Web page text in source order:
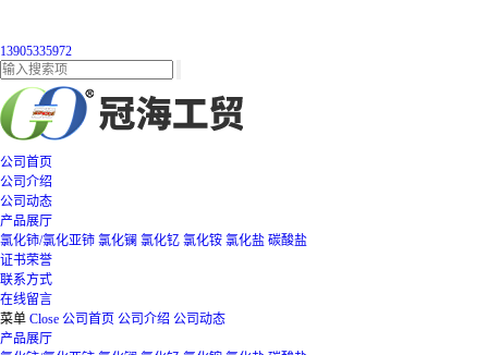
13905335972
公司首页
公司介绍
公司动态
产品展厅
氯化铈/氯化亚铈 氯化镧 氯化钇 氯化铵 氯化盐 碳酸盐
证书荣誉
联系方式
在线留言
菜单 Close 公司首页 公司介绍 公司动态
产品展厅